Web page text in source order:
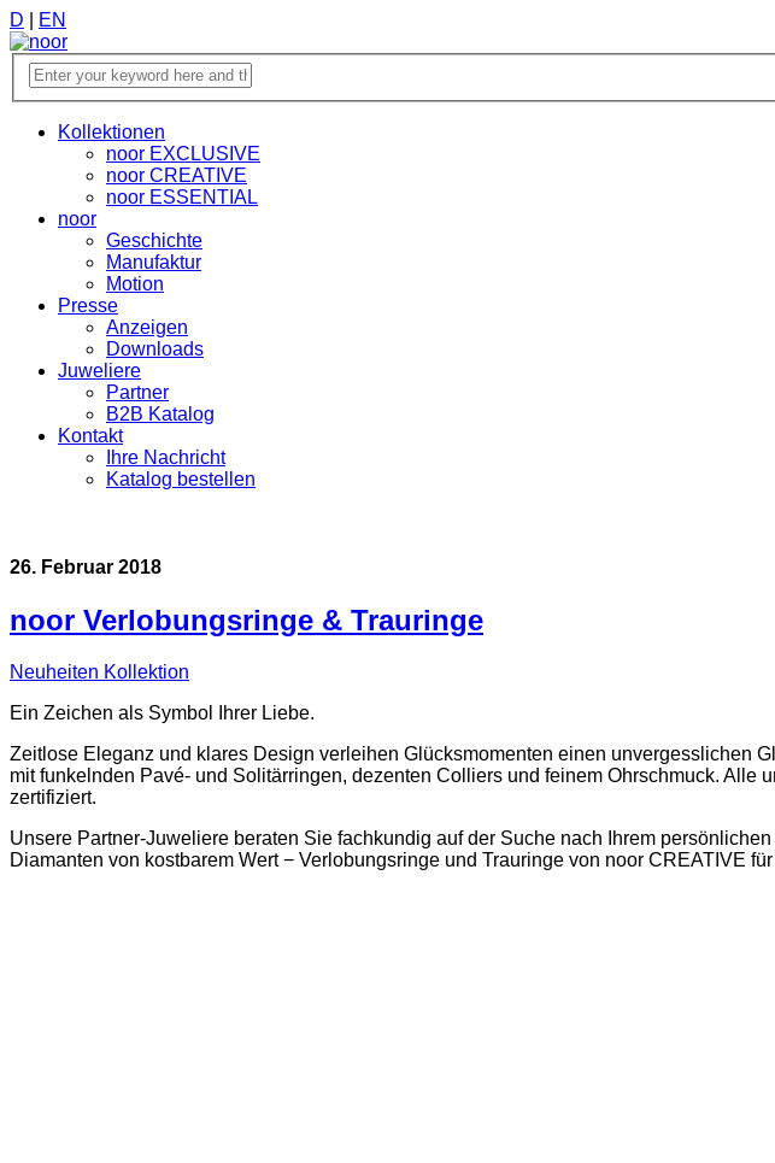
D EN
Kollektionen
noor EXCLUSIVE
noor CREATIVE
noor ESSENTIAL
noor
Geschichte
Manufaktur
Motion
Presse
Anzeigen
Downloads
Juweliere
Partner
B2B Katalog
Kontakt
Ihre Nachricht
Katalog bestellen
26. Februar 2018
noor Verlobungsringe & Trauringe
Neuheiten Kollektion
Ein Zeichen als Symbol Ihrer Liebe.
Zeitlose Eleganz und klares Design verleihen Glücksmomenten einen unvergesslichen
mit funkelnden Pavé- und Solitärringen, dezenten Colliers und feinem Ohrschmuck.
zertifiziert.
Unsere Partner-Juweliere beraten Sie fachkundig auf der Suche nach Ihrem
Diamanten von kostbarem Wert − Verlobungsringe und Trauringe von noor CREATIVE